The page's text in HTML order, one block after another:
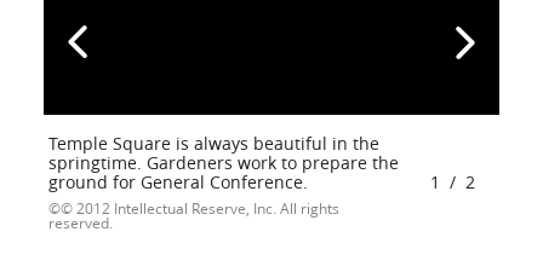
Temple Square is always beautiful in the
springtime. Gardeners work to prepare the
ground for General Conference.
© 2012 Intellectual Reserve, Inc. All rights
reserved.
1 / 2